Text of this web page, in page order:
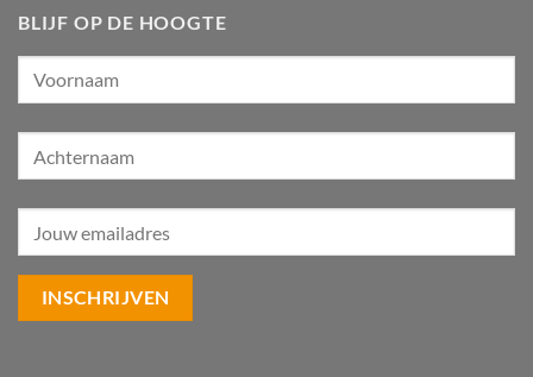
BLIJF OP DE HOOGTE